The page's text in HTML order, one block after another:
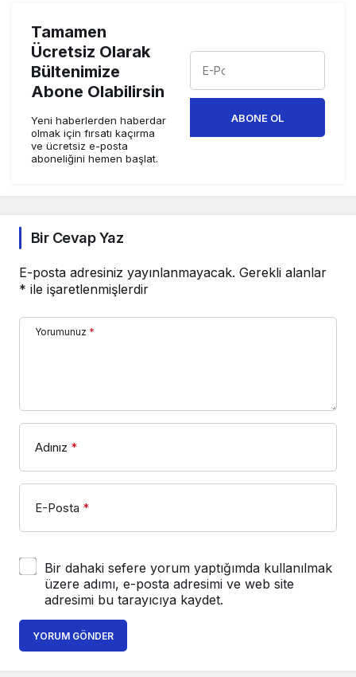
Tamamen
Ücretsiz Olarak
Bültenimize
Abone Olabilirsin
Yeni haberlerden haberdar
olmak için fırsatı kaçırma
ve ücretsiz e-posta
aboneliğini hemen başlat.
ABONE OL
Bir Cevap Yaz
E-posta adresiniz yayınlanmayacak. Gerekli alanlar
* ile işaretlenmişlerdir
Yorumunuz *
Adınız *
E-Posta *
Bir dahaki sefere yorum yaptığımda kullanılmak
üzere adımı, e-posta adresimi ve web site
adresimi bu tarayıcıya kaydet.
YORUM GÖNDER